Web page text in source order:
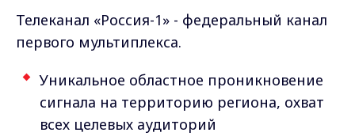
Телеканал «Россия-1» - федеральный канал
первого мультиплекса.
Уникальное областное проникновение
сигнала на территорию региона, охват
всех целевых аудиторий